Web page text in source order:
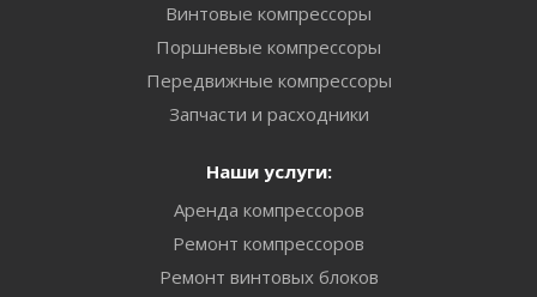
Винтовые компрессоры
Поршневые компрессоры
Передвижные компрессоры
Запчасти и расходники
Наши услуги:
Аренда компрессоров
Ремонт компрессоров
Ремонт винтовых блоков